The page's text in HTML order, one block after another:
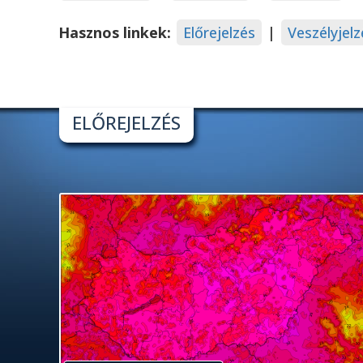
Hasznos linkek: Előrejelzés |
ELŐREJELZÉS